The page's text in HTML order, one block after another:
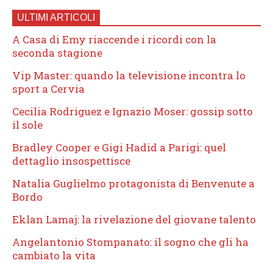
ULTIMI ARTICOLI
A Casa di Emy riaccende i ricordi con la
seconda stagione
Vip Master: quando la televisione incontra lo
sport a Cervia
Cecilia Rodriguez e Ignazio Moser: gossip sotto
il sole
Bradley Cooper e Gigi Hadid a Parigi: quel
dettaglio insospettisce
Natalia Guglielmo protagonista di Benvenute a
Bordo
Eklan Lamaj: la rivelazione del giovane talento
Angelantonio Stompanato: il sogno che gli ha
cambiato la vita